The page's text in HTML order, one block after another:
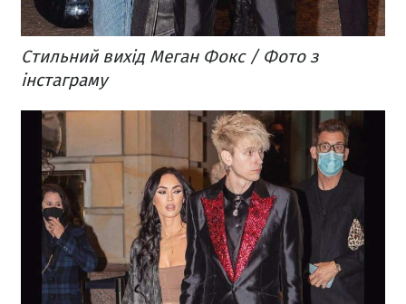
Стильний вихід Меган Фокс / Фото з
інстаграму